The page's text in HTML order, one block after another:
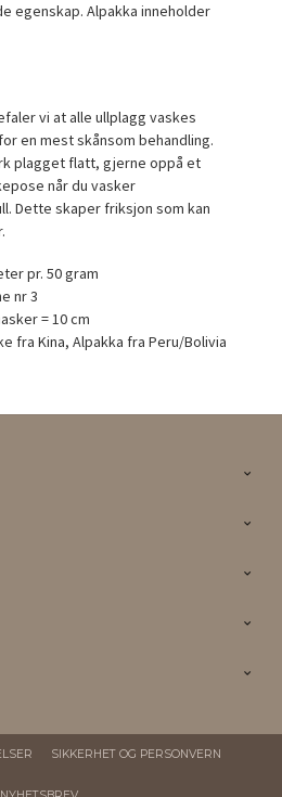
egenskap. Alpakka inneholder
vi at alle ullplagg vaskes
en mest skånsom behandling.
plagget flatt, gjerne oppå et
når du vasker
Dette skaper friksjon som kan
pr. 50 gram
nr 3
= 10 cm
fra Kina, Alpakka fra Peru/Bolivia
SIKKERHET OG PERSONVERN